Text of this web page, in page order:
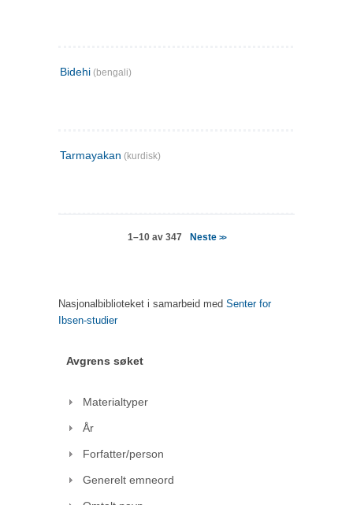
Bidehi (bengali)
Tarmayakan (kurdisk)
1–10 av 347 Neste >>
Nasjonalbiblioteket i samarbeid med Senter for
Ibsen-studier
Avgrens søket
Materialtyper
År
Forfatter/person
Generelt emneord